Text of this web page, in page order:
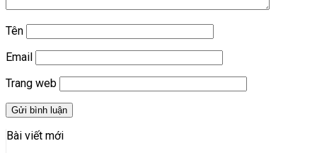
Tên
Email
Trang web
Bài viết mới